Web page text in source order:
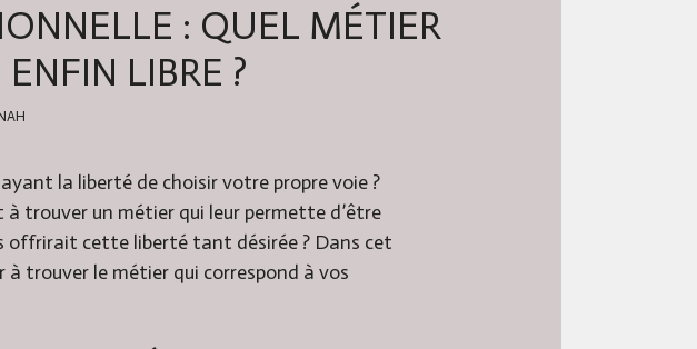
: QUEL MÉTIER
LIBRE ?
la liberté de choisir votre propre voie ?
à trouver un métier qui leur permette d’être
offrirait cette liberté tant désirée ? Dans cet
trouver le métier qui correspond à vos